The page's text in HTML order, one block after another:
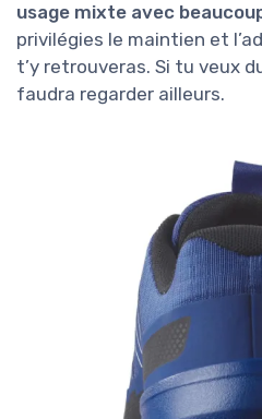
usage mixte avec
privilégies le maintien et
t’y retrouveras. Si tu veux
faudra regarder ailleurs.